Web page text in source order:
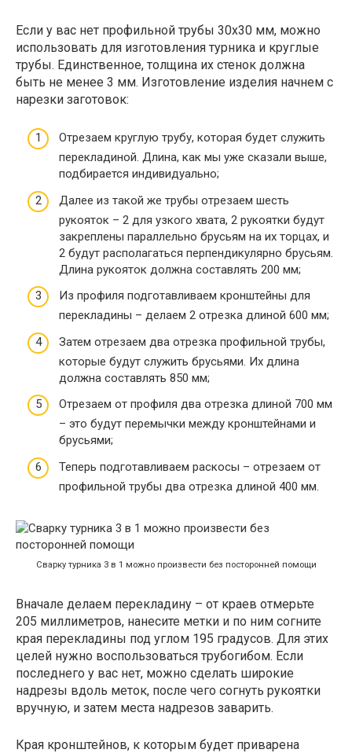
Если у вас нет профильной трубы 30х30 мм, можно
использовать для изготовления турника и круглые
трубы. Единственное, толщина их стенок должна
быть не менее 3 мм. Изготовление изделия начнем с
нарезки заготовок:
Отрезаем круглую трубу, которая будет служить
перекладиной. Длина, как мы уже сказали выше,
подбирается индивидуально;
Далее из такой же трубы отрезаем шесть
рукояток – 2 для узкого хвата, 2 рукоятки будут
закреплены параллельно брусьям на их торцах, и
2 будут располагаться перпендикулярно брусьям.
Длина рукояток должна составлять 200 мм;
Из профиля подготавливаем кронштейны для
перекладины – делаем 2 отрезка длиной 600 мм;
Затем отрезаем два отрезка профильной трубы,
которые будут служить брусьями. Их длина
должна составлять 850 мм;
Отрезаем от профиля два отрезка длиной 700 мм
– это будут перемычки между кронштейнами и
брусьями;
Теперь подготавливаем раскосы – отрезаем от
профильной трубы два отрезка длиной 400 мм.
Сварку турника 3 в 1 можно произвести без посторонней помощи
Вначале делаем перекладину – от краев отмерьте
205 миллиметров, нанесите метки и по ним согните
края перекладины под углом 195 градусов. Для этих
целей нужно воспользоваться трубогибом. Если
последнего у вас нет, можно сделать широкие
надрезы вдоль меток, после чего согнуть рукоятки
вручную, и затем места надрезов заварить.
Края кронштейнов, к которым будет приварена